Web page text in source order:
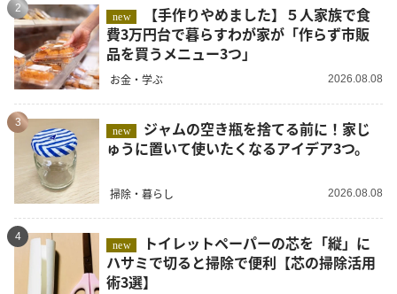
2
new
費3万円台で暮らすわが家が「作らず市販
品を買うメニュー3つ」
お金・学ぶ 2026.08.08
3
new
ゅうに置いて使いたくなるアイデア3つ。
掃除・暮らし 2026.08.08
4
new
ハサミで切ると掃除で便利【芯の掃除活用
術3選】